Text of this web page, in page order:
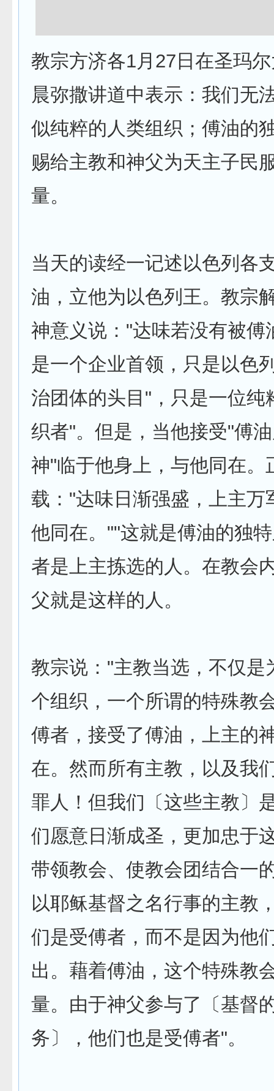
教宗方济各1月27日在圣玛
晨弥撒讲道中表示：我们无
似纯粹的人类组织；傅油的
赐给主教和神父为天主子民
量。
当天的读经一记述以色列各
油，立他为以色列王。教宗
神意义说­："达味若没有被傅
是一个企业首领，只是以色
治团体的头目"，­只是一位纯
织者"。但是，当他接受"傅
神"临于他身上，与他­同在。
载："达味日渐强盛，上主万
他同在。""这就是傅油的独
者是上主拣选的人。在教会
父就是这样的人。
教宗说："主教当选，不仅是
个组织，一个所谓的特殊教
傅者，接­受了傅油，上主的
在。然而所有主教，以及我
罪人！但我们〔这些­主教〕
们愿意日渐成圣，更加忠于
带领教会、使教会团结合一
以耶稣基督之名行事的主教
们是受傅者，而不是因为他
出。藉着傅油，这个特殊教
量。由于神父参与了〔基督
务〕，他们也­是受傅者"。